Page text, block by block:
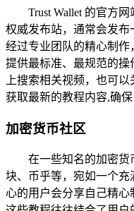
Trust Wallet 的官方
权威发布站，通常会发
经过专业团队的精心制作
提供最标准、最规范的
上搜索相关视频，也可
获取最新的教程内容,确
加密货币社区
在一些知名的加密货
块、币乎等，宛如一个
心的用户会分享自己精心